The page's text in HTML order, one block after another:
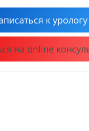
к урологу
на online